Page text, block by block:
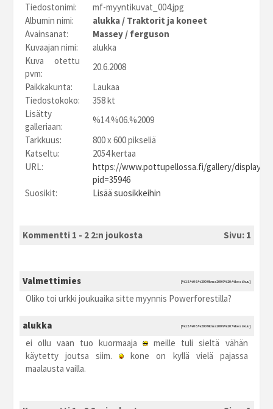
Tiedostonimi:
mf-myyntikuvat_004.jpg
Albumin nimi:
alukka / Traktorit ja koneet
Avainsanat:
Massey / ferguson
Kuvaajan nimi:
alukka
Kuva otettu
pvm:
20.6.2008
Paikkakunta:
Laukaa
Tiedostokoko:
358 kt
Lisätty
galleriaan:
%14.%06.%2009
Tarkkuus:
800 x 600 pikseliä
Katseltu:
2054 kertaa
URL:
https://www.pottupellossa.fi/gallery/
pid=35946
Suosikit:
Lisää suosikkeihin
Kommentti 1 - 2 2:n joukosta Sivu: 1
Valmettimies [%15.%06.%2009 kma2009 %20:%kesäkuu]
Oliko toi urkki joukuaika sitte myynnis Powerforestilla?
alukka [%15.%06.%2009 kma2009 %20:%kesäkuu]
ei ollu vaan tuo kuormaaja
meille tuli sieltä vähän
käytetty joutsa siim.
kone on kyllä vielä pajassa
maalausta vailla.